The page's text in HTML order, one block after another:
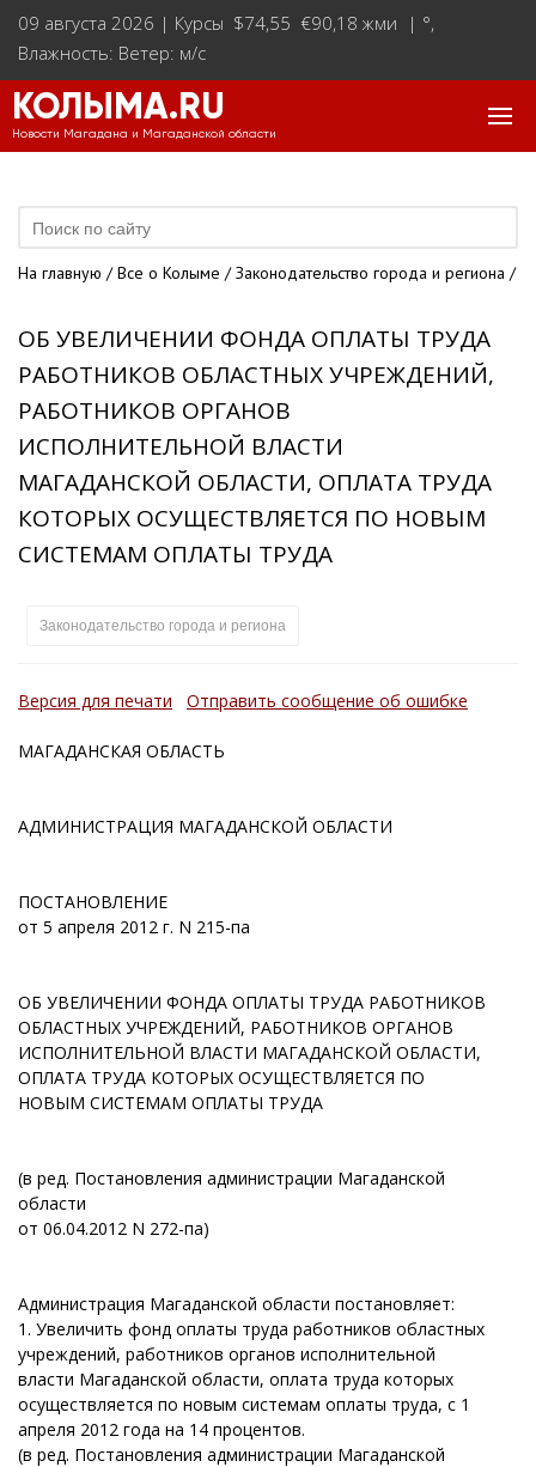
09 августа 2026 | Курсы $74,55 €90,18 жми | °,
Влажность: Ветер: м/с
КОЛЫМА.RU
Новости Магадана и Магаданской области
На главную /Все о Колыме /Законодательство города и региона /
ОБ УВЕЛИЧЕНИИ ФОНДА ОПЛАТЫ ТРУДА
РАБОТНИКОВ ОБЛАСТНЫХ УЧРЕЖДЕНИЙ,
РАБОТНИКОВ ОРГАНОВ
ИСПОЛНИТЕЛЬНОЙ ВЛАСТИ
МАГАДАНСКОЙ ОБЛАСТИ, ОПЛАТА ТРУДА
КОТОРЫХ ОСУЩЕСТВЛЯЕТСЯ ПО НОВЫМ
СИСТЕМАМ ОПЛАТЫ ТРУДА
Законодательство города и региона
Версия для печати Отправить сообщение об ошибке
МАГАДАНСКАЯ ОБЛАСТЬ
АДМИНИСТРАЦИЯ МАГАДАНСКОЙ ОБЛАСТИ
ПОСТАНОВЛЕНИЕ
от 5 апреля 2012 г. N 215-па
ОБ УВЕЛИЧЕНИИ ФОНДА ОПЛАТЫ ТРУДА РАБОТНИКОВ
ОБЛАСТНЫХ УЧРЕЖДЕНИЙ, РАБОТНИКОВ ОРГАНОВ
ИСПОЛНИТЕЛЬНОЙ ВЛАСТИ МАГАДАНСКОЙ ОБЛАСТИ,
ОПЛАТА ТРУДА КОТОРЫХ ОСУЩЕСТВЛЯЕТСЯ ПО
НОВЫМ СИСТЕМАМ ОПЛАТЫ ТРУДА
(в ред. Постановления администрации Магаданской
области
от 06.04.2012 N 272-па)
Администрация Магаданской области постановляет:
1. Увеличить фонд оплаты труда работников областных
учреждений, работников органов исполнительной
власти Магаданской области, оплата труда которых
осуществляется по новым системам оплаты труда, с 1
апреля 2012 года на 14 процентов.
(в ред. Постановления администрации Магаданской